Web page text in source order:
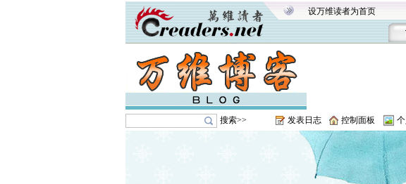
设万维读者为首页
搜索>> 发表日志 控制面板